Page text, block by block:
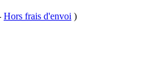
Hors frais d'envoi )